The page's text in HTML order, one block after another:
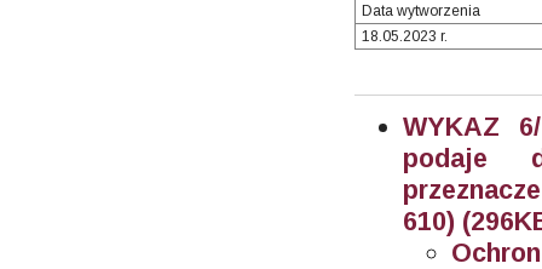
Data wytworzenia
18.05.2023 r.
WYKAZ
podaje
610)